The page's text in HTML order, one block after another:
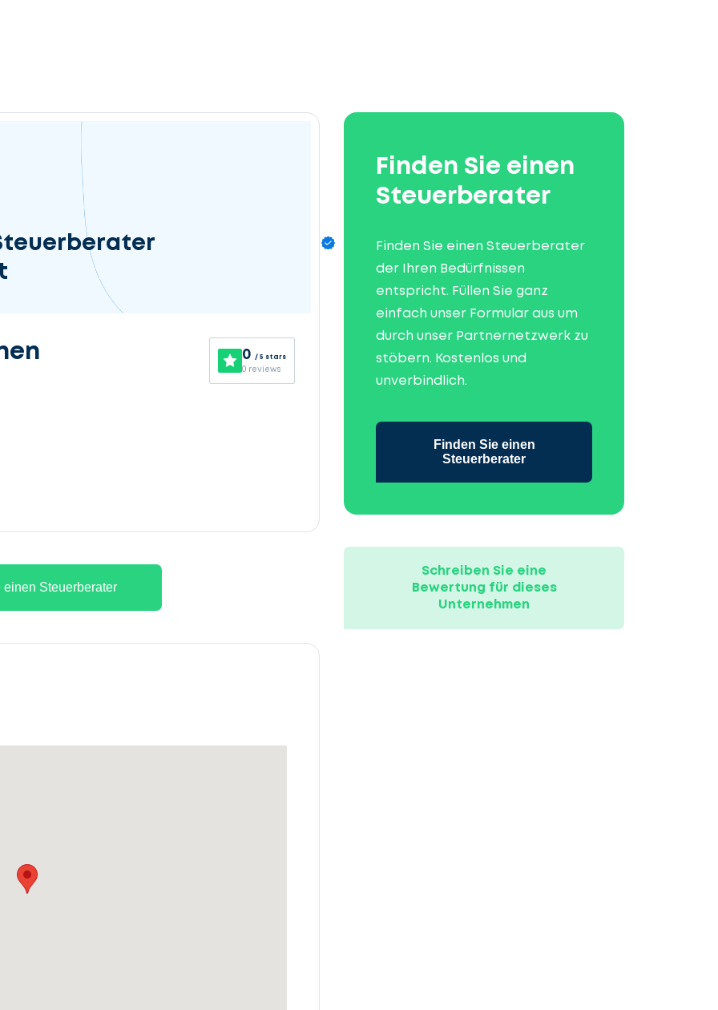
0 / 5 stars
0 reviews
einen Steuerberater
Finden Sie einen
Steuerberater
Finden Sie einen Steuerberater
der Ihren Bedürfnissen
entspricht. Füllen Sie ganz
einfach unser Formular aus um
durch unser Partnernetzwerk zu
stöbern. Kostenlos und
unverbindlich.
Finden Sie einen
Steuerberater
Schreiben Sie eine
Bewertung für dieses
Unternehmen